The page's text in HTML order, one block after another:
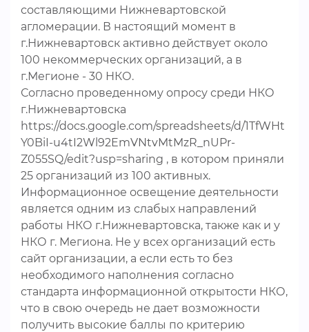
составляющими Нижневартовской
агломерации. В настоящий момент в
г.Нижневартовск активно действует около
100 некоммерческих организаций, а в
г.Мегионе - 30 НКО.
Согласно проведенному опросу среди НКО
г.Нижневартовска
https://docs.google.com/spreadsheets/d/1TfWHt
Y0BiI-u4tI2Wl92EmVNtvMtMzR_nUPr-
Z055SQ/edit?usp=sharing , в котором приняли
25 организаций из 100 активных.
Информационное освещение деятельности
является одним из слабых направлений
работы НКО г.Нижневартовска, также как и у
НКО г. Мегиона. Не у всех организаций есть
сайт организации, а если есть то без
необходимого наполнения согласно
стандарта информационной открытости НКО,
что в свою очередь не дает возможности
получить высокие баллы по критерию